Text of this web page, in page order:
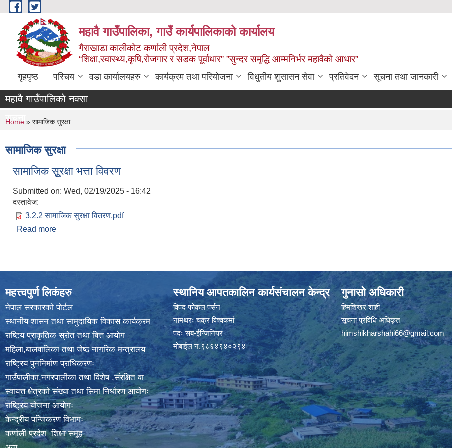
Skip to main content
महावै गाउँपालिका, गाउँ कार्यपालिकाको कार्यालय
गैराखाडा कालीकोट कर्णाली प्रदेश,नेपाल
“शिक्षा,स्वास्थ्य,कृषि,रोजगार र सडक पूर्वाधार” ”सुन्दर समृद्धि आम्मनिर्भर महावैको आधार”
गृहपृष्ठ परिचय वडा कार्यालयहरु कार्यक्रम तथा परियोजना विधुतीय शुसासन सेवा प्रतिवेदन सूचना तथा जानकारी
महावै गाउँपालिको नक्सा
सूचना
You are here
Home » सामाजिक सुरक्षा
सामाजिक सुरक्षा
सामाजिक सूुरक्षा भत्ता विवरण
Submitted on: Wed, 02/19/2025 - 16:42
दस्तावेज:
3.2.2 सामाजिक सुरक्षा वितरण.pdf
Read more
महत्त्वपुर्ण लिकंहरु
नेपाल सरकारको पोर्टल
स्थानीय शासन तथा सामुदायिक विकास कार्यक्रम
राष्टिय प्राकृतिक स्रोत तथा बित्त आयोग
महिला,बालबालिका तथा जेष्ठ नागरिक मन्त्रालय
राष्ट्रिय पुननिर्माण प्राधिकरणः
गाउँपालीका,नगरपालीका तथा विशेष ,संरक्षित वा
स्वायत्त क्षेत्रको संख्या तथा सिमा निर्धारण आयोगः
राष्ट्रिय योजना आयोगः
केन्द्रीय पन्जिकरण विभागः
कर्णाली प्रदेश शिक्षा समूह
स्थानिय आपतकालिन कार्यसंचालन केन्द्र
विपद फोकल पर्सन
नामथरः चक्र विश्वकर्मा
पदः सब-ईन्जिनियर
मोबाईल नं.९८६४९४०२९४
गुनासो अधिकारी
हिमशिखर शाही
सूचना प्रविधि अधिकृत
himshikharshahi66@gmail.com